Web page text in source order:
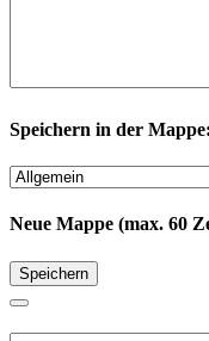
Speichern in der Mappe:
Neue Mappe (max. 60
Speichern